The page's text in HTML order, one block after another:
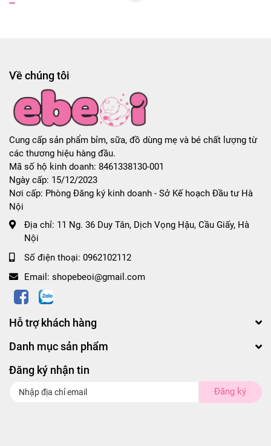
Về chúng tôi
Cung cấp sản phẩm bỉm, sữa, đồ dùng mẹ và bé chất lượng từ
các thương hiệu hàng đầu.
Mã số hộ kinh doanh: 8461338130-001
Ngày cấp: 15/12/2023
Nơi cấp: Phòng Đăng ký kinh doanh - Sở Kế hoạch Đầu tư Hà
Nội
Địa chỉ: 11 Ng. 36 Duy Tân, Dịch Vọng Hậu, Cầu Giấy, Hà
Nội
Số điện thoại: 0962102112
Email: shopebeoi@gmail.com
Hỗ trợ khách hàng
Danh mục sản phẩm
Đăng ký nhận tin
Đăng ký